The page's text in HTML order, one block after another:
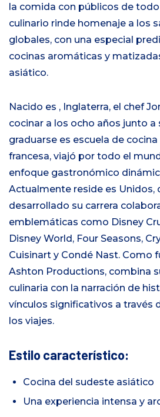
la comida con públicos de
culinario rinde homenaje a los
globales, con una especial
cocinas aromáticas y
asiático.
Nacido es , Inglaterra, el chef
cocinar a los ocho años junto a
graduarse es escuela de
francesa, viajó por todo el
enfoque gastronómico
Actualmente reside es Unidos,
desarrollado su carrera
emblemáticas como Disney
Disney World, Four Seasons,
Cuisinart y Condé Nast. Como
Ashton Productions, combina
culinaria con la narración de
vínculos significativos a través
los viajes.
Estilo característico:
Cocina del sudeste asiático
Una experiencia intensa y